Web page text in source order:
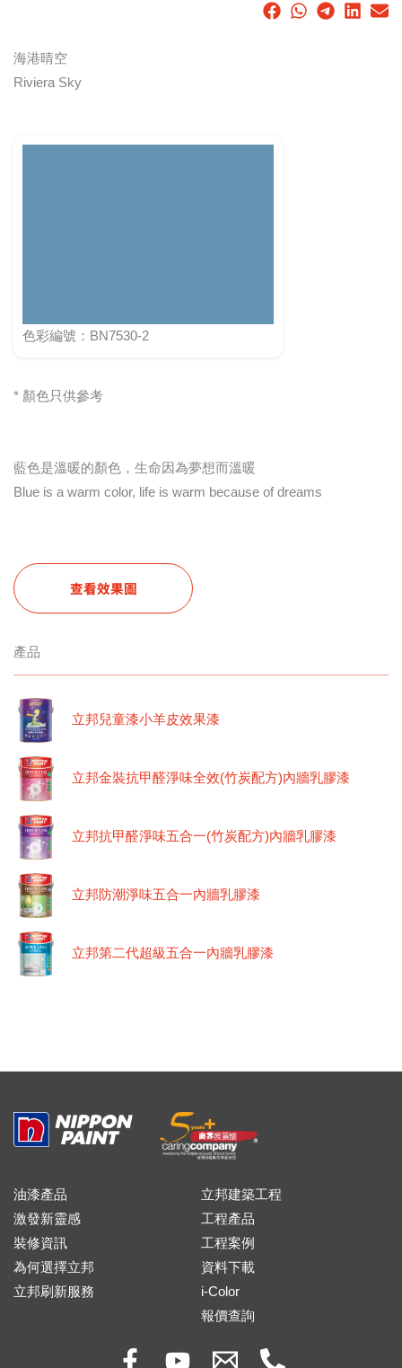
海港晴空
Riviera Sky
色彩編號：BN7530-2
* 顏色只供參考
藍色是溫暖的顏色，生命因為夢想而溫暖
Blue is a warm color, life is warm because of dreams
查看效果圖
產品
立邦兒童漆小羊皮效果漆
立邦金裝抗甲醛淨味全效(竹炭配方)內牆乳膠漆
立邦抗甲醛淨味五合一(竹炭配方)內牆乳膠漆
立邦防潮淨味五合一內牆乳膠漆
立邦第二代超級五合一內牆乳膠漆
油漆產品
激發新靈感
裝修資訊
為何選擇立邦
立邦刷新服務
立邦建築工程
工程產品
工程案例
資料下載
i-Color
報價查詢